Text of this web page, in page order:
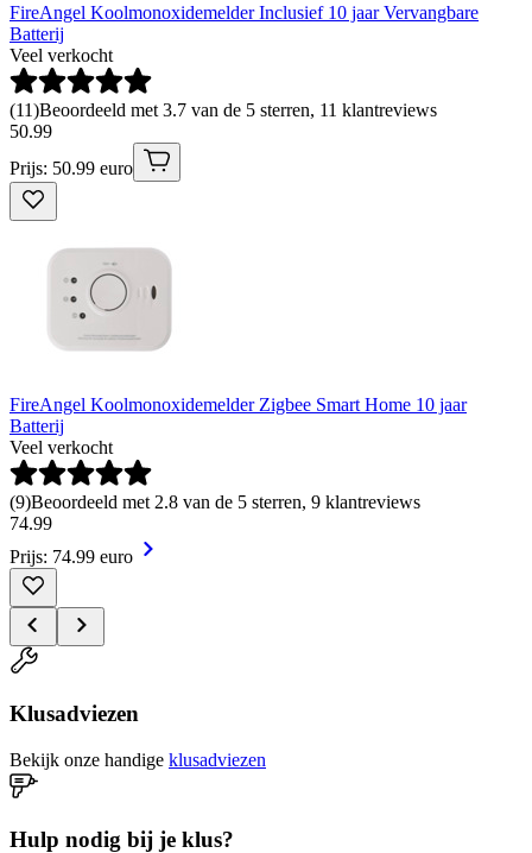
FireAngel Koolmonoxidemelder Inclusief 10 jaar Vervangbare
Batterij
Veel verkocht
(11)Beoordeeld met 3.7 van de 5 sterren, 11 klantreviews
50.99
Prijs: 50.99 euro
FireAngel Koolmonoxidemelder Zigbee Smart Home 10 jaar
Batterij
Veel verkocht
(9)Beoordeeld met 2.8 van de 5 sterren, 9 klantreviews
74.99
Prijs: 74.99 euro
Klusadviezen
Bekijk onze handige klusadviezen
Hulp nodig bij je klus?